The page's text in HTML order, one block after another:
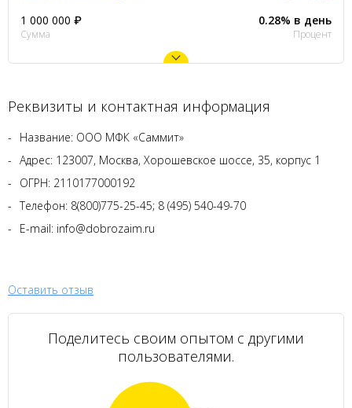
1 000 000 ₽
Сумма
0.28% в день
Процент
Реквизиты и контактная информация
Название: ООО МФК «Саммит»
Адрес: 123007, Москва, Хорошевское шоссе, 35, корпус 1
ОГРН: 2110177000192
Телефон: 8(800)775-25-45; 8 (495) 540-49-70
E-mail: info@dobrozaim.ru
Оставить отзыв
Поделитесь своим опытом с другими
пользователями.